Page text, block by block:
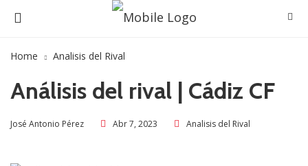
Home Analisis del Rival
Análisis del rival | Cádiz CF
José Antonio Pérez Abr 7, 2023 Analisis del Rival